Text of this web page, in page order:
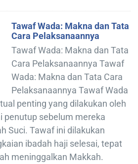
Tawaf Wada: Makna dan Tata
Cara Pelaksanaannya
Tawaf Wada: Makna dan Tata
Cara Pelaksanaannya Tawaf
Wada: Makna dan Tata Cara
Pelaksanaannya Tawaf Wada
penting yang dilakukan oleh
penutup sebelum mereka
Suci. Tawaf ini dilakukan
ibadah haji selesai, tepat
meninggalkan Makkah.